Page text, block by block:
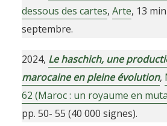
dessous des cartes, Arte, 13
septembre.
2024, Le haschich, une
marocaine en pleine évolution,
62 (Maroc : un royaume en
pp. 50- 55 (40 000 signes).